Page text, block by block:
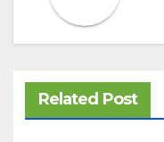
Related Post